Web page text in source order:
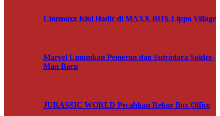
Cinemaxx Kini Hadir di MAXX BOX Lippo Village
Marvel Umumkan Pemeran dan Sutradara Spider-
Man Baru
JURASSIC WORLD Pecahkan Rekor Box Office